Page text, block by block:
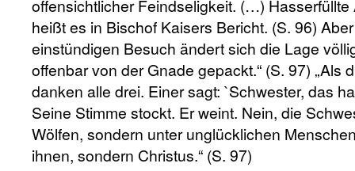
offensichtlicher Feindseligkeit. (…) Hasserfüllte
heißt es in Bischof Kaisers Bericht. (S. 96)
einstündigen Besuch ändert sich die Lage
offenbar von der Gnade gepackt.“ (S. 97) „Als
danken alle drei. Einer sagt: `Schwester, das
Seine Stimme stockt. Er weint. Nein, die
Wölfen, sondern unter unglücklichen
ihnen, sondern Christus.“ (S. 97)